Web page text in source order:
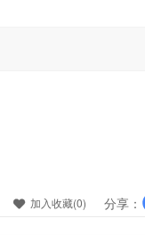
分享：
 加入收藏(0)